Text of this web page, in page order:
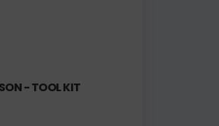
- TOOL KIT